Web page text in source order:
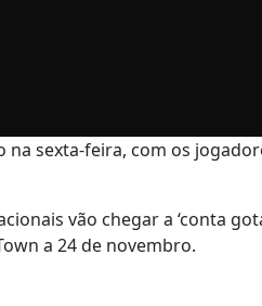
sexta-feira, com os
vão chegar a ‘conta
a 24 de novembro.